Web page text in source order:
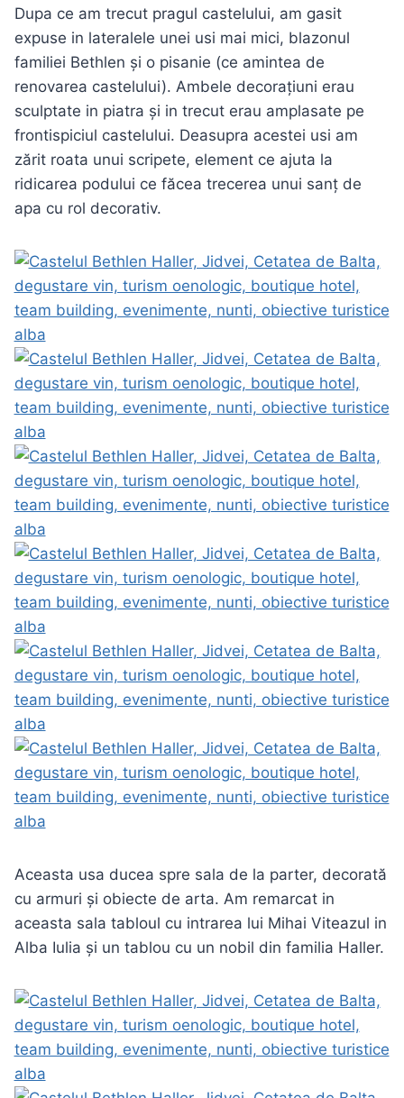
Dupa ce am trecut pragul castelului, am gasit
expuse in lateralele unei usi mai mici, blazonul
familiei Bethlen și o pisanie (ce amintea de
renovarea castelului). Ambele decorațiuni erau
sculptate in piatra și in trecut erau amplasate pe
frontispiciul castelului. Deasupra acestei usi am
zărit roata unui scripete, element ce ajuta la
ridicarea podului ce făcea trecerea unui sanț de
apa cu rol decorativ.
Aceasta usa ducea spre sala de la parter, decorată
cu armuri și obiecte de arta. Am remarcat in
aceasta sala tabloul cu intrarea lui Mihai Viteazul in
Alba Iulia și un tablou cu un nobil din familia Haller.